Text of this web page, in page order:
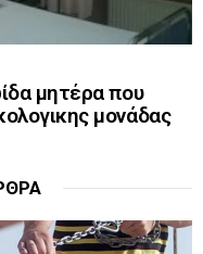
μητέρα που
μονάδας